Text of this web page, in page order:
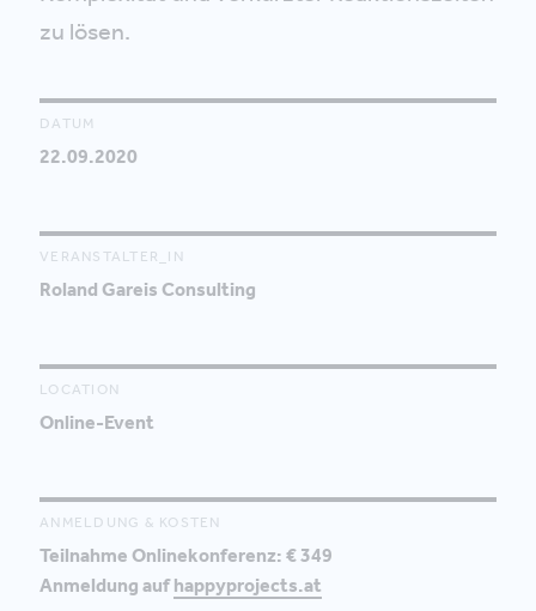
zu lösen.
DATUM
22.09.2020
VERANSTALTER_IN
Roland Gareis Consulting
LOCATION
Online-Event
ANMELDUNG & KOSTEN
Teilnahme Onlinekonferenz: € 349
Anmeldung aufhappyprojects.at